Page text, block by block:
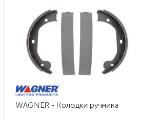
WAGNER - Колодки ручника